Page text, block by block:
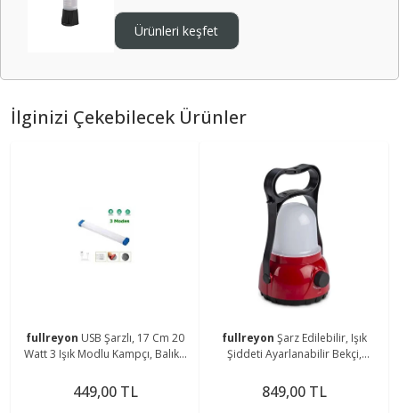
Ürünleri keşfet
İlginizi Çekebilecek Ürünler
fullreyon USB Şarzlı, 17 Cm 20
Watt 3 Işık Modlu Kampçı, Balıkçı
Magnetli Aplik
449,00 TL
fullreyon Şarz Edilebilir, Işık
Şiddeti Ayarlanabilir Bekçi,
Aparatlı Fener
849,00 TL